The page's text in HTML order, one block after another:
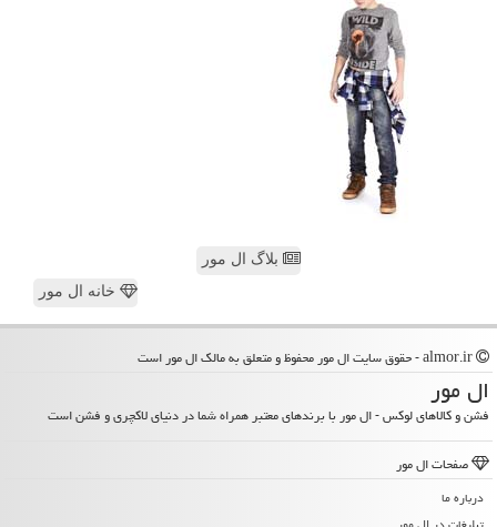
بلاگ ال مور
خانه ال مور
ال مور
فشن و کالاهای لوکس - ال مور با برندهای معتبر همراه شما در دنیای لاکچری و فشن است
صفحات ال مور
درباره ما